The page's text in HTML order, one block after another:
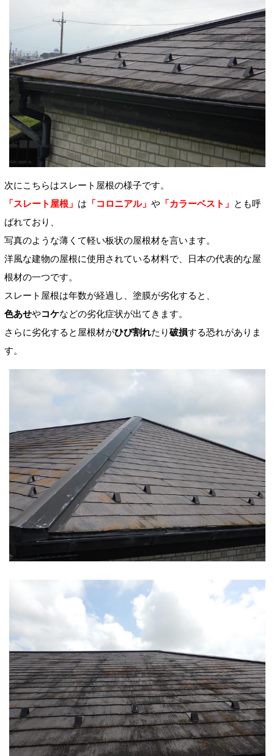
次にこちらはスレート屋根の様子です。
「スレート屋根」 は 「コロニアル」 や 「カラーベスト」 とも呼
ばれており、
写真のような薄くて軽い板状の屋根材を言います。
洋風な建物の屋根に使用されている材料で、日本の代表的な屋
根材の一つです。
スレート屋根は年数が経過し、塗膜が劣化すると、
色あせやコケなどの劣化症状が出てきます。
さらに劣化すると屋根材がひび割れたり破損する恐れがありま
す。